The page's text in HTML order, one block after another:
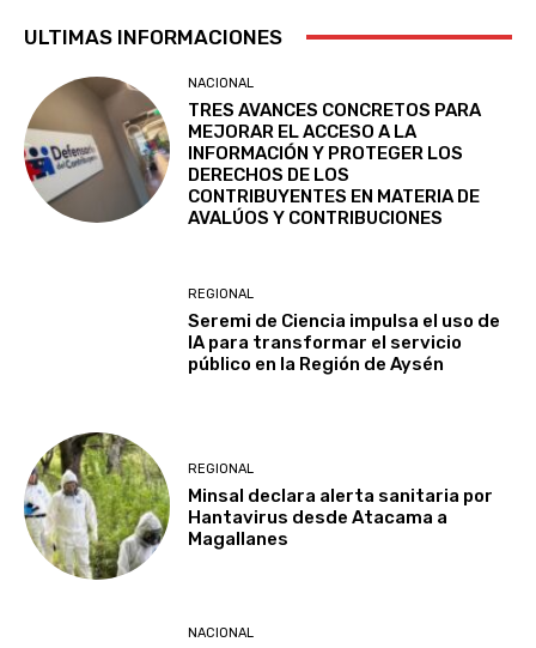
ULTIMAS INFORMACIONES
NACIONAL
TRES AVANCES CONCRETOS PARA
MEJORAR EL ACCESO A LA
INFORMACIÓN Y PROTEGER LOS
DERECHOS DE LOS
CONTRIBUYENTES EN MATERIA DE
AVALÚOS Y CONTRIBUCIONES
REGIONAL
Seremi de Ciencia impulsa el uso de
IA para transformar el servicio
público en la Región de Aysén
REGIONAL
Minsal declara alerta sanitaria por
Hantavirus desde Atacama a
Magallanes
NACIONAL